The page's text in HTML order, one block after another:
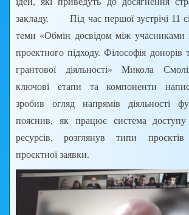
закладу. Під час першої зустрічі 11
теми «Обмін досвідом між учасниками
проектного підходу. Філософія донорів
грантової діяльності» Микола
ключові етапи та компоненти
зробив огляд напрямів діяльності
пояснив, як працює система
ресурсів, розглянув типи
проєктної заявки.